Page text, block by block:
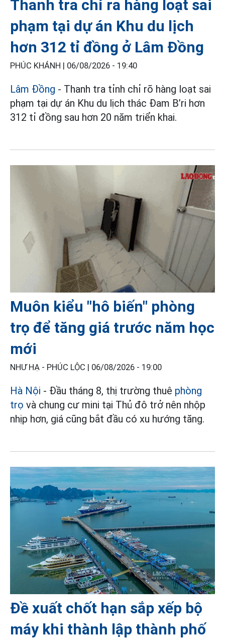
Thanh tra chỉ ra hàng loạt sai
phạm tại dự án Khu du lịch
hơn 312 tỉ đồng ở Lâm Đồng
PHÚC KHÁNH | 06/08/2026 - 19:40
Lâm Đồng - Thanh tra tỉnh chỉ rõ hàng loạt sai
phạm tại dự án Khu du lịch thác Đam B’ri hơn
312 tỉ đồng sau hơn 20 năm triển khai.
Muôn kiểu "hô biến" phòng
trọ để tăng giá trước năm học
mới
NHƯ HẠ - PHÚC LỘC | 06/08/2026 - 19:00
Hà Nội - Đầu tháng 8, thị trường thuê phòng
trọ và chung cư mini tại Thủ đô trở nên nhộp
nhịp hơn, giá cũng bắt đầu có xu hướng tăng.
Đề xuất chốt hạn sắp xếp bộ
máy khi thành lập thành phố